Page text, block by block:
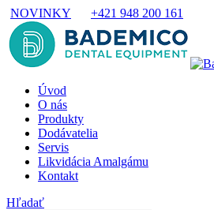
NOVINKY +421 948 200 161
Úvod
O nás
Produkty
Dodávatelia
Servis
Likvidácia Amalgámu
Kontakt
Hľadať